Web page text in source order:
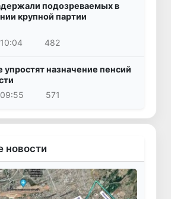
подозреваемых в
крупной партии
482
упростят назначение пенсий
571
новости